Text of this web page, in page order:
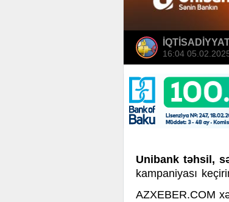
16:04
Unibank təhsil,
kampaniyası
AZXEBER.COM